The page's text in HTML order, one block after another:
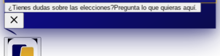
¿Tienes dudas sobre las elecciones?Pregunta lo que quieras aquí.